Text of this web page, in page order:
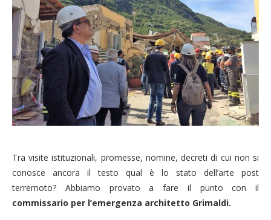
Tra visite istituzionali, promesse, nomine, decreti di cui non si
conosce ancora il testo qual è lo stato dell’arte post
terremoto? Abbiamo provato a fare il punto con il
commissario per l’emergenza architetto Grimaldi.